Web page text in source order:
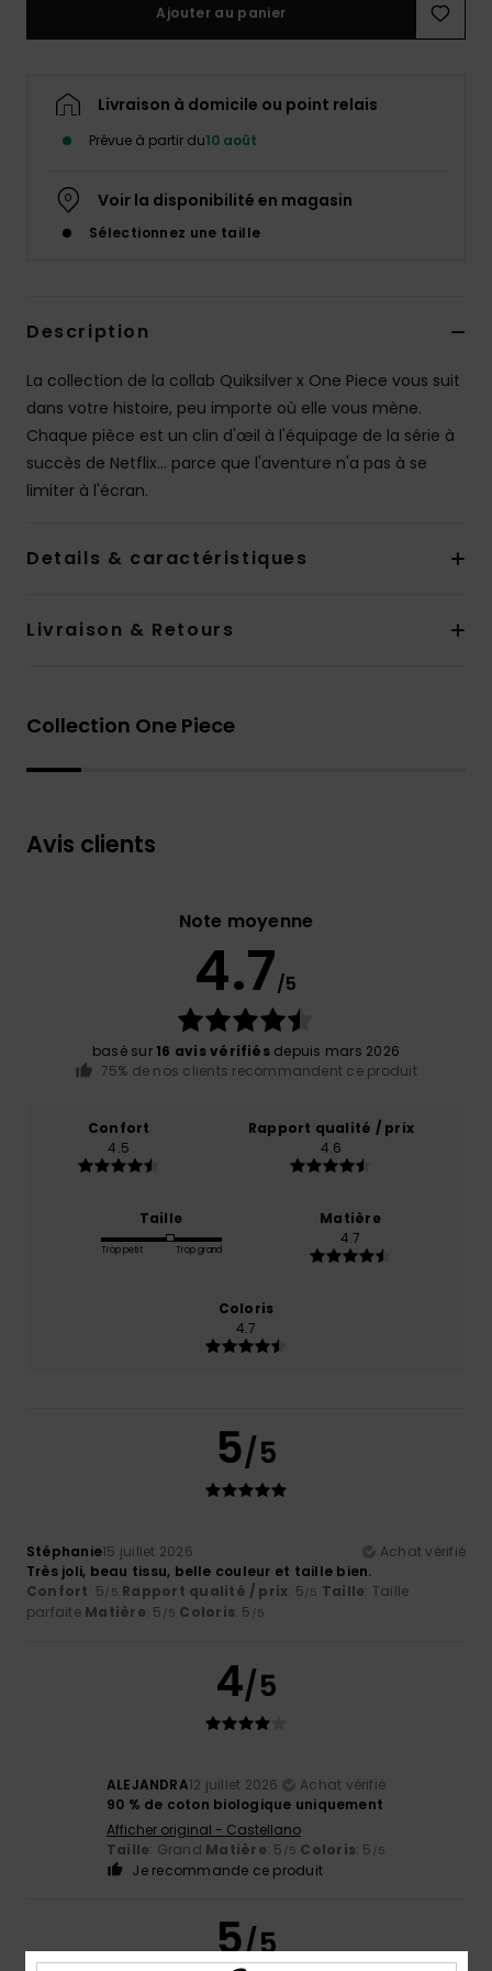
Ajouter au panier
Livraison à domicile ou point relais
Prévue à partir du10 août
Voir la disponibilité en magasin
Sélectionnez une taille
Description
La collection de la collab Quiksilver x One Piece vous suit
dans votre histoire, peu importe où elle vous mène.
Chaque pièce est un clin d'œil à l'équipage de la série à
succès de Netflix… parce que l'aventure n'a pas à se
limiter à l'écran.
Details & caractéristiques
Livraison & Retours
Collection One Piece
Avis clients
Note moyenne
4.7/5
basé sur 16 avis vérifiésdepuis mars 2026
75% de nos clients recommandent ce produit
Confort
4.5
Rapport qualité / prix
4.6
Taille
Trop petit Trop grand
Matière
4.7
Coloris
4.7
5/5
Stéphanie15 juillet 2026
Achat vérifié
Très joli, beau tissu, belle couleur et taille bien.
Confort: 5/5 Rapport qualité / prix: 5/5 Taille: Taille
parfaite Matière: 5 /5 Coloris: 5 /5
4/5
ALEJANDRA12 juillet 2026
Achat vérifié
90 % de coton biologique uniquement
Afficher original - Castellano
Taille: Grand Matière: 5 /5 Coloris: 5 /5
Je recommande ce produit
5/5